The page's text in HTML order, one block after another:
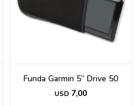
Funda Garmin 5” Drive 50
USD 7,00